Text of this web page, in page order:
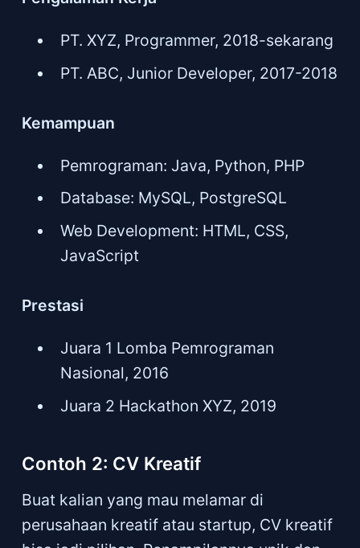
PT. XYZ, Programmer, 2018-sekarang
PT. ABC, Junior Developer, 2017-2018
Kemampuan
Pemrograman: Java, Python, PHP
Database: MySQL, PostgreSQL
Web Development: HTML, CSS,
JavaScript
Prestasi
Juara 1 Lomba Pemrograman
Nasional, 2016
Juara 2 Hackathon XYZ, 2019
Contoh 2: CV Kreatif
Buat kalian yang mau melamar di
perusahaan kreatif atau startup, CV kreatif